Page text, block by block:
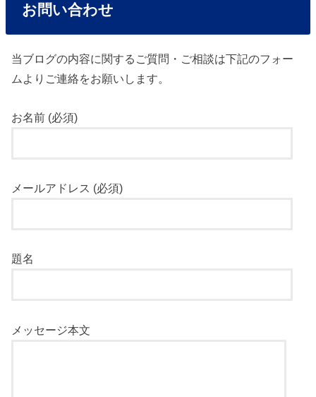
お問い合わせ
当ブログの内容に関するご質問・ご相談は下記のフォー
ムよりご連絡をお願いします。
お名前 (必須)
メールアドレス (必須)
題名
メッセージ本文